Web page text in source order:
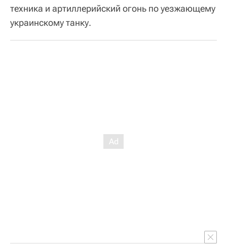
техника и артиллерийский огонь по уезжающему
украинскому танку.